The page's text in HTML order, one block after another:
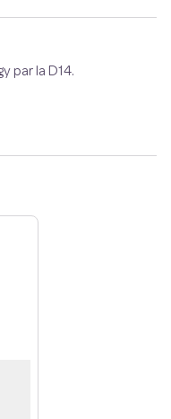
par la D14.